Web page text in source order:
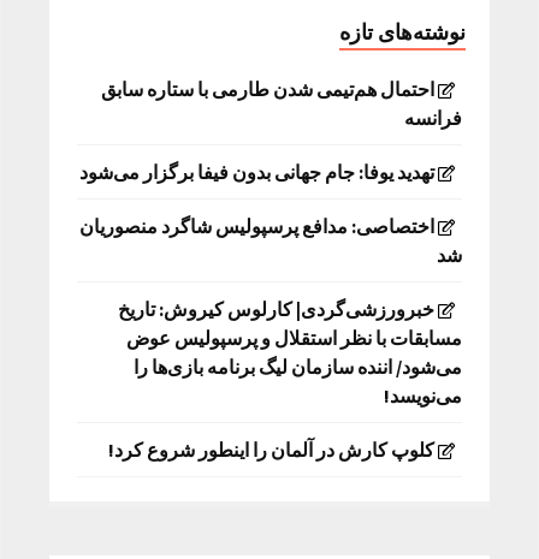
نوشته‌های تازه
احتمال هم‌تیمی شدن طارمی با ستاره سابق
فرانسه
تهدید یوفا: جام جهانی بدون فیفا برگزار می‌شود
اختصاصی: مدافع پرسپولیس شاگرد منصوریان
شد
خبرورزشی‌گردی| کارلوس کیروش: تاریخ
مسابقات با نظر استقلال و پرسپولیس عوض
می‌شود/ اننده سازمان لیگ برنامه بازی‌ها را
می‌نویسد!
کلوپ کارش در آلمان را اینطور شروع کرد!